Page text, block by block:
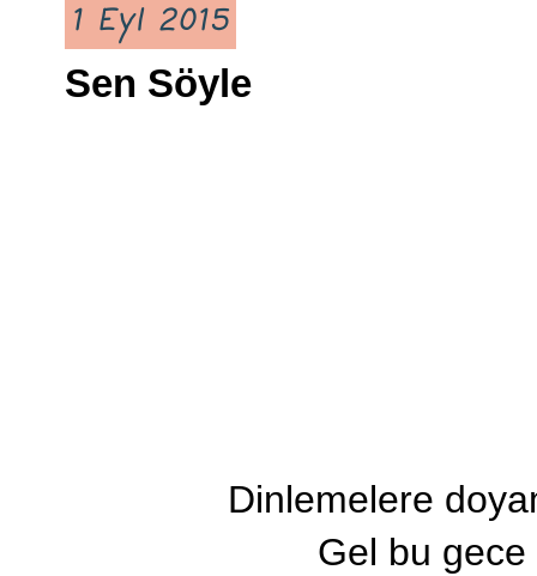
1 Eyl 2015
Sen Söyle
Dinlemelere
Gel bu gece